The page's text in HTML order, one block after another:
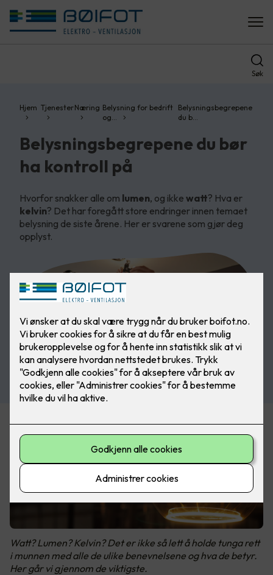
Søk
Hjem TjenesterNæring Belysning for bedrift
og…
Belysningsbegrepene
du b…
Belysningsbegrepene du bør
ha kontroll på
Hvorfor snakker alle om lumen, og ikke watt? Hva er
kelvin? Det har foregått store endringer innen temaet
belysning de siste årene. Her er svarene som gjør deg
opplyst.
Watt? Lumen? Kelvin? Det er ikke så lett å holde tunga rett
i munnen med alle de ulike benevnelsene og hva de betyr.
Her går vi gjennom de viktigste.